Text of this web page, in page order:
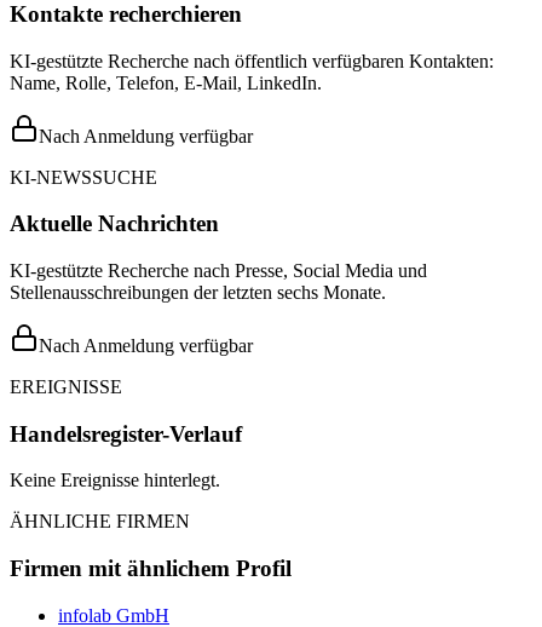
Kontakte recherchieren
KI-gestützte Recherche nach öffentlich verfügbaren Kontakten:
Name, Rolle, Telefon, E-Mail, LinkedIn.
Nach Anmeldung verfügbar
KI-NEWSSUCHE
Aktuelle Nachrichten
KI-gestützte Recherche nach Presse, Social Media und
Stellenausschreibungen der letzten sechs Monate.
Nach Anmeldung verfügbar
EREIGNISSE
Handelsregister-Verlauf
Keine Ereignisse hinterlegt.
ÄHNLICHE FIRMEN
Firmen mit ähnlichem Profil
infolab GmbH